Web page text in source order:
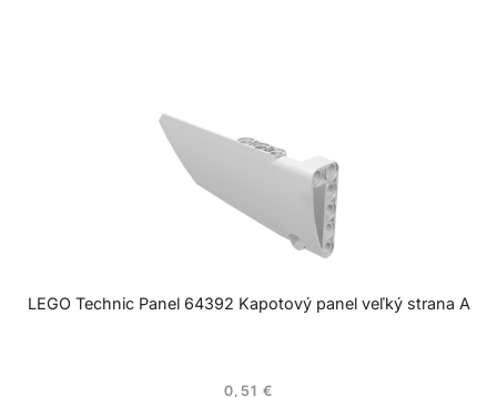
LEGO Technic Panel 64392 Kapotový panel veľký strana A
0,51 €